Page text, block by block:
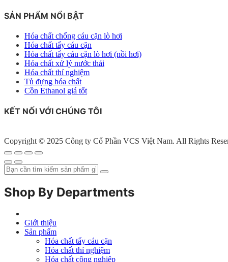
SẢN PHẨM NỔI BẬT
Hóa chất chống cáu cặn lò hơi
Hóa chất tẩy cáu cặn
Hóa chất tẩy cáu cặn lò hơi (nồi hơi)
Hóa chất xử lý nước thải
Hóa chất thí nghiệm
Tủ đựng hóa chất
Cồn Ethanol giá tốt
KẾT NỐI VỚI CHÚNG TÔI
Copyright © 2025 Công ty Cổ Phần VCS Việt Nam. All Rights
Shop By Departments
Giới thiệu
Sản phẩm
Hóa chất tẩy cáu cặn
Hóa chất thí nghiệm
Hóa chất công nghiệp